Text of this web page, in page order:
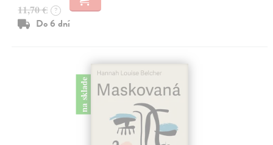
11,70 € ?
Do 6 dní
na sklade